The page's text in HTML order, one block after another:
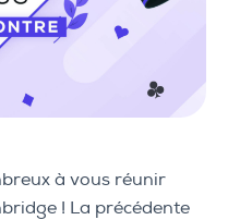
à vous réunir
! La précédente